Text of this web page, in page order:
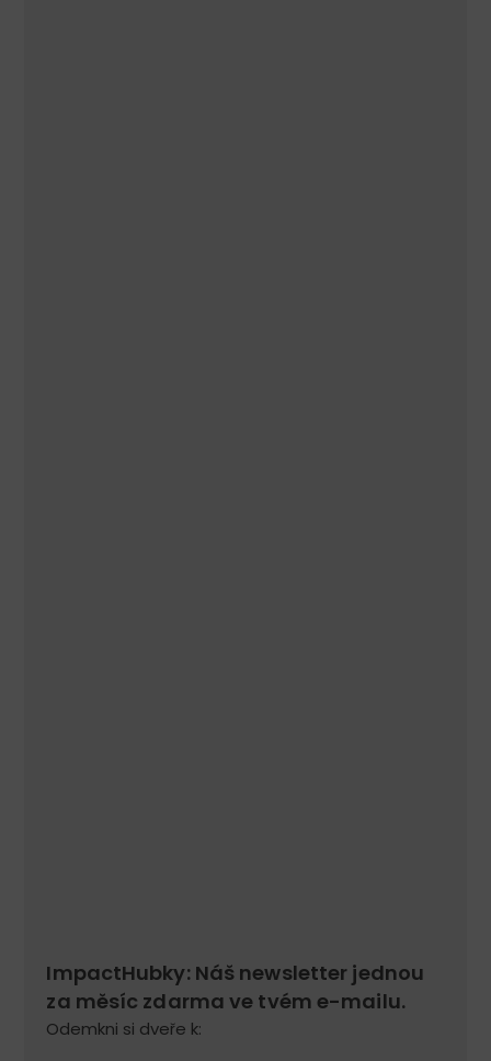
ImpactHubky: Náš newsletter jednou
za měsíc zdarma ve tvém e-mailu.
Odemkni si dveře k: